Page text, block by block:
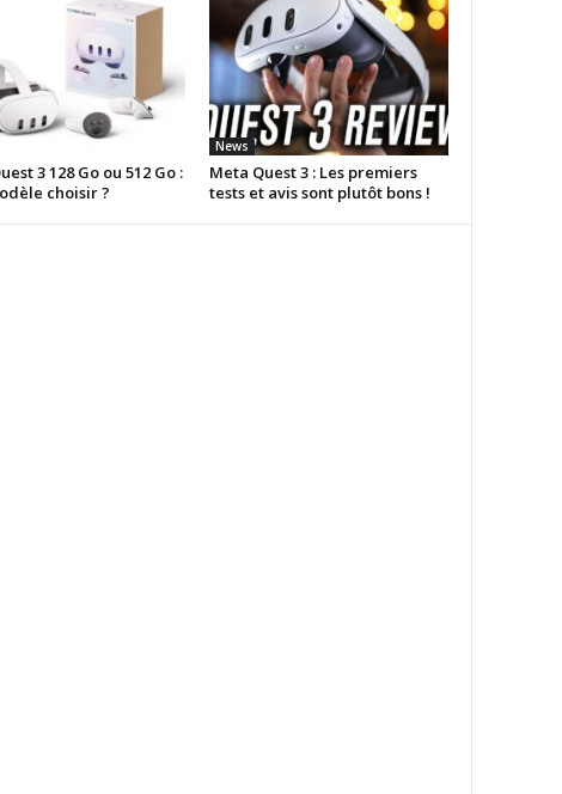
3 128 Go ou 512 Go :
choisir ?
News
Meta Quest 3 : Les premiers
tests et avis sont plutôt bons !